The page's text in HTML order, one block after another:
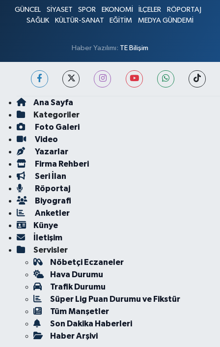
GÜNCEL SİYASET SPOR EKONOMİ İLÇELER
RÖPORTAJ
SAĞLIK
KÜLTÜR-SANAT EĞİTİM MEDYA GÜNDEMİ
Haber Yazılımı: TE Bilişim
Ana Sayfa
Kategoriler
Foto Galeri
Video
Yazarlar
Firma Rehberi
Seri İlan
Röportaj
Biyografi
Anketler
Künye
İletişim
Servisler
Nöbetçi Eczaneler
Hava Durumu
Trafik Durumu
Süper Lig Puan Durumu ve Fikstür
Tüm Manşetler
Son Dakika Haberleri
Haber Arşivi